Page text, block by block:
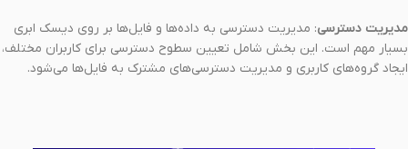
مدیریت دسترسی: مدیریت دسترسی به داده‌ها و فایل‌ها بر روی دیسک ابری
بسیار مهم است. این بخش شامل تعیین سطوح دسترسی برای کاربران مختلف،
ایجاد گروه‌های کاربری و مدیریت دسترسی‌های مشترک به فایل‌ها می‌شود.